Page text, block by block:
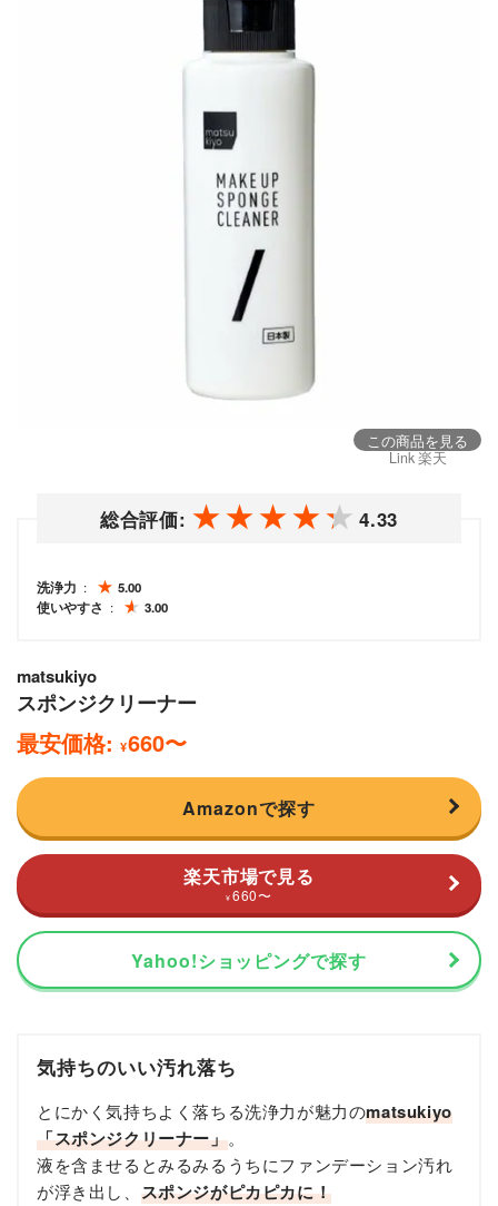
この商品を見る
Link 楽天
総合評価: 4.33
洗浄力
5.00
使いやすさ
3.00
matsukiyo
スポンジクリーナー
最安価格: ¥660〜
Amazonで探す
楽天市場で見る
¥ 660〜
Yahoo!ショッピングで探す
気持ちのいい汚れ落ち
とにかく気持ちよく落ちる洗浄力が魅力のmatsukiyo
「スポンジクリーナー」。
液を含ませるとみるみるうちにファンデーション汚れ
が浮き出し、 スポンジがピカピカに！